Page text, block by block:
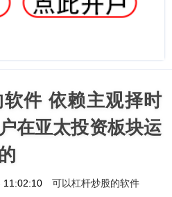
件 依赖主观择时
在亚太投资板块运
11:02:10 可以杠杆炒股的软件